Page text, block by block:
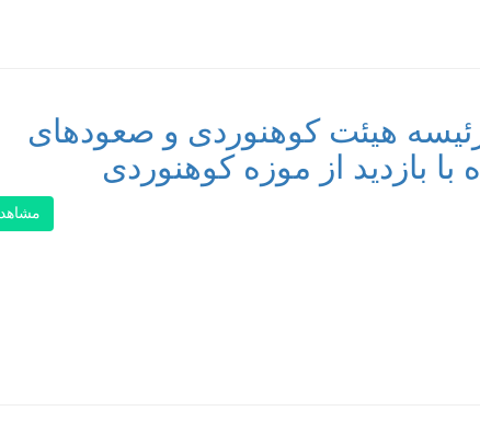
هیئت کوهنوردی و صعودهای
بازدید از موزه کوهنوردی